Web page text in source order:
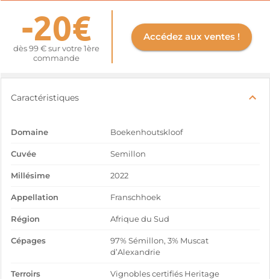
-20€
dès 99 € sur votre 1ère
commande
Accédez aux ventes !
Caractéristiques
Domaine Boekenhoutskloof
Cuvée Semillon
Millésime 2022
Appellation Franschhoek
Région Afrique du Sud
Cépages
97% Sémillon, 3% Muscat
d’Alexandrie
Terroirs
Vignobles certifiés Heritage